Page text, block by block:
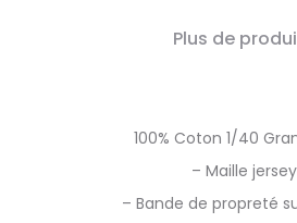
Plus de
100% Coton 1/40
– Maille jersey
– Bande de propreté